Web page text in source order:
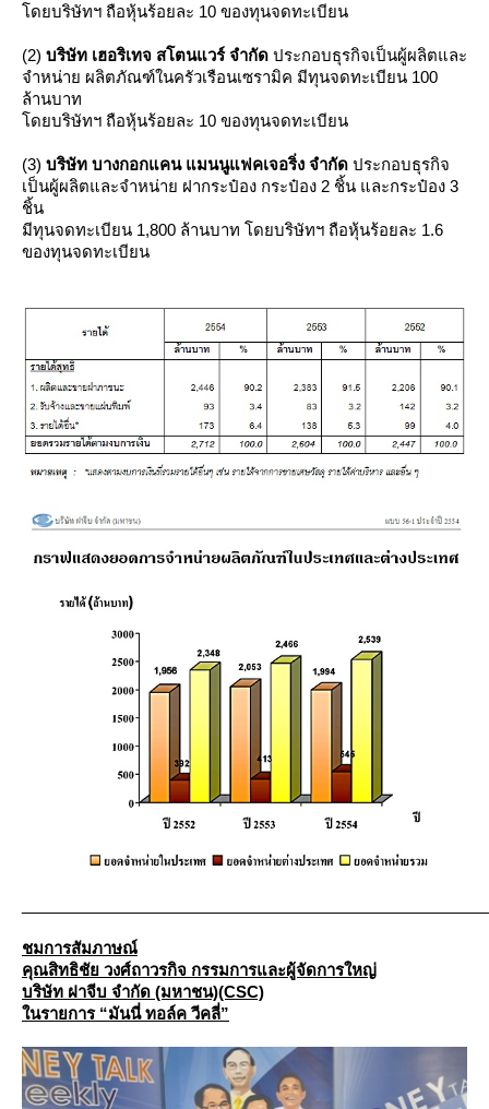
ดยบริษัทฯ ถือหุ้นร้อยละ 10 ของทุนจดทะเบียน
(2) บริษัท เฮอริเทจ สโตนแวร์ จำกัด ประกอบธุรกิจเป็นผู้ผลิตและ
จำหน่าย ผลิตภัณฑ์ในครัวเรือนเซรามิค มีทุนจดทะเบียน 100
ล้านบาท
ดยบริษัทฯ ถือหุ้นร้อยละ 10 ของทุนจดทะเบียน
(3) บริษัท บางกอกแคน แมนนูแฟคเจอริ่ง จำกัด ประกอบธุรกิจ
เป็นผู้ผลิตและจำหน่าย ฝากระป๋อง กระป๋อง 2 ชิ้น และกระป๋อง 3
ชิ้น
มีทุนจดทะเบียน 1,800 ล้านบาท โดยบริษัทฯ ถือหุ้นร้อยละ 1.6
ของทุนจดทะเบียน
ชมการสัมภาษณ์
คุณสิทธิชัย วงศ์ถาวรกิจ กรรมการและผู้จัดการใหญ่
บริษัท ฝาจีบ จำกัด (มหาชน)(CSC)
นรายการ “มันนี่ ทอล์ค วีคลี่”